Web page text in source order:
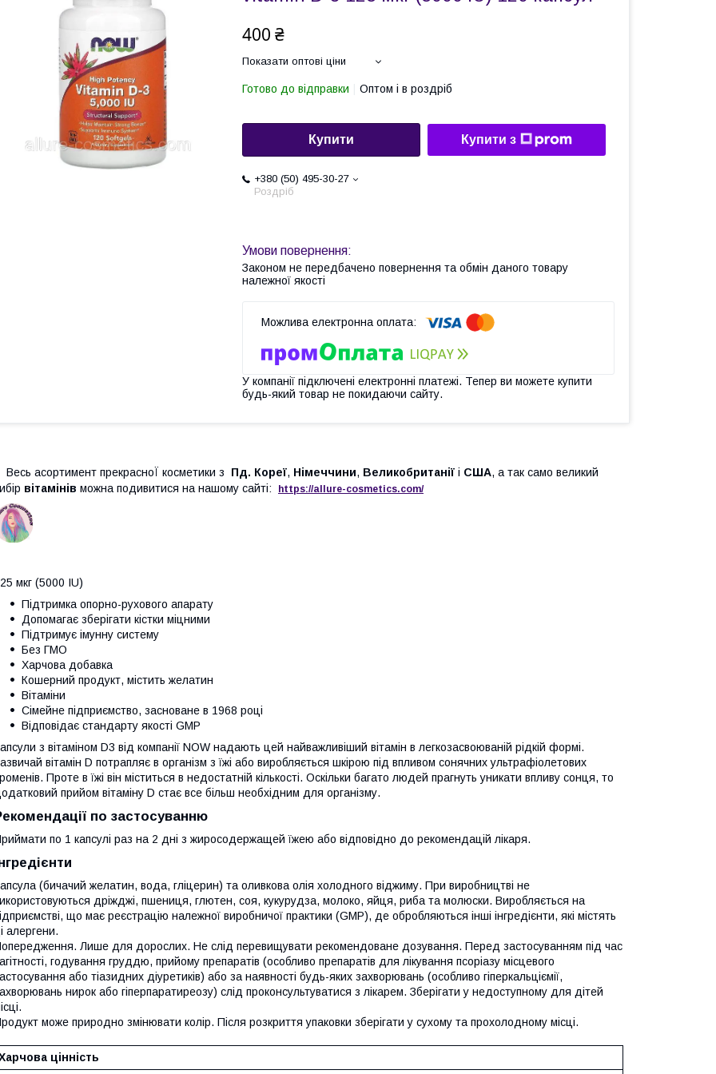
400 ₴
Показати оптові ціни
Готово до відправки Оптом і в роздріб
Купити Купити з
+380 (50) 495-30-27
Роздріб
Законом не передбачено повернення та обмін даного товару
належної якості
У компанії підключені електронні платежі. Тепер ви можете купити
будь-який товар не покидаючи сайту.
Весь асортимент прекрасноЇ косметики з Пд. Кореї, Німеччини, Великобританії і США, а так само великий
вітамінів можна подивитися на нашому сайті: https://allure-cosmetics.com/
мкг (5000 IU)
Підтримка опорно-рухового апарату
Допомагає зберігати кістки міцними
Підтримує імунну систему
Без ГМО
Харчова добавка
Кошерний продукт, містить желатин
Вітаміни
Сімейне підприємство, засноване в 1968 році
Відповідає стандарту якості GMP
з вітаміном D3 від компанії NOW надають цей найважливіший вітамін в легкозасвоюваній рідкій формі.
вітамін D потрапляє в організм з їжі або виробляється шкірою під впливом сонячних ультрафіолетових
Проте в їжі він міститься в недостатній кількості. Оскільки багато людей прагнуть уникати впливу сонця, то
прийом вітаміну D стає все більш необхідним для організму.
по застосуванню
по 1 капсулі раз на 2 дні з жиросодержащей їжею або відповідно до рекомендацій лікаря.
(бичачий желатин, вода, гліцерин) та оливкова олія холодного віджиму. При виробництві не
дріжджі, пшениця, глютен, соя, кукурудза, молоко, яйця, риба та молюски. Виробляється на
що має реєстрацію належної виробничої практики (GMP), де обробляються інші інгредієнти, які містять
алергени.
Лише для дорослих. Не слід перевищувати рекомендоване дозування. Перед застосуванням під час
годування груддю, прийому препаратів (особливо препаратів для лікування псоріазу місцевого
або тіазидних діуретиків) або за наявності будь-яких захворювань (особливо гіперкальціємії,
нирок або гіперпаратиреозу) слід проконсультуватися з лікарем. Зберігати у недоступному для дітей
може природно змінювати колір. Після розкриття упаковки зберігати у сухому та прохолодному місці.
цінність